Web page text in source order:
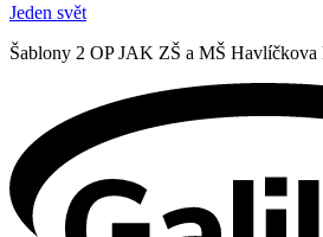
Jeden svět
Šablony 2 OP JAK ZŠ a MŠ Havlíčkova